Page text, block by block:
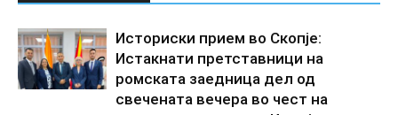
Историски прием во Скопје:
Истакнати претставници на
ромската заедница дел од
свечената вечера во чест на